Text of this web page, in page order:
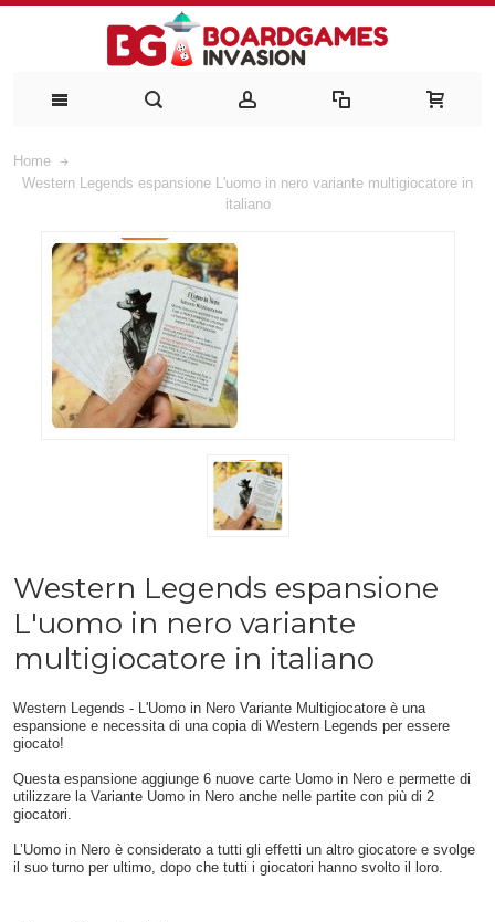
Home
Western Legends espansione L'uomo in nero variante multigiocatore in
italiano
Western Legends espansione
L'uomo in nero variante
multigiocatore in italiano
Western Legends - L'Uomo in Nero Variante Multigiocatore è una
espansione e necessita di una copia di Western Legends per essere
giocato!
Questa espansione aggiunge 6 nuove carte Uomo in Nero e permette di
utilizzare la Variante Uomo in Nero anche nelle partite con più di 2
giocatori.
L’Uomo in Nero è considerato a tutti gli effetti un altro giocatore e svolge
il suo turno per ultimo, dopo che tutti i giocatori hanno svolto il loro.